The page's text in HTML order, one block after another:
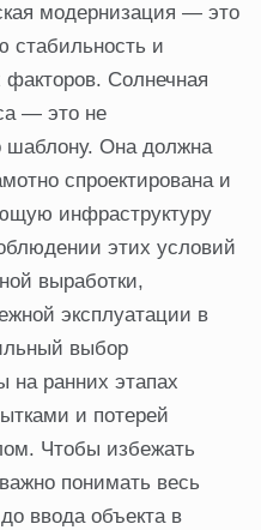
модернизация — это
стабильность и
Солнечная
— это не
шаблону. Она должна
спроектирована и
инфраструктуру
этих условий
выработки,
эксплуатации в
выбор
на ранних этапах
и потерей
Чтобы избежать
понимать весь
ввода объекта в